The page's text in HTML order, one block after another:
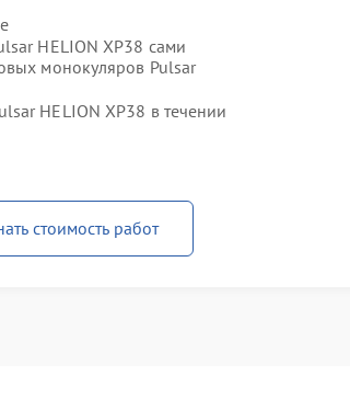
HELION XP38 сами
монокуляров Pulsar
HELION XP38 в течении
стоимость работ